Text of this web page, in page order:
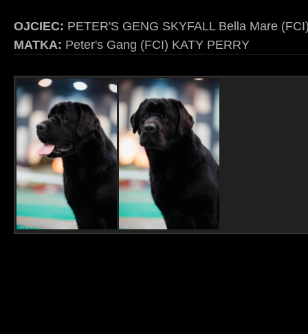
OJCIEC: PETER'S GENG SKYFALL Bella Mare
MATKA: Peter's Gang (FCI) KATY PERRY